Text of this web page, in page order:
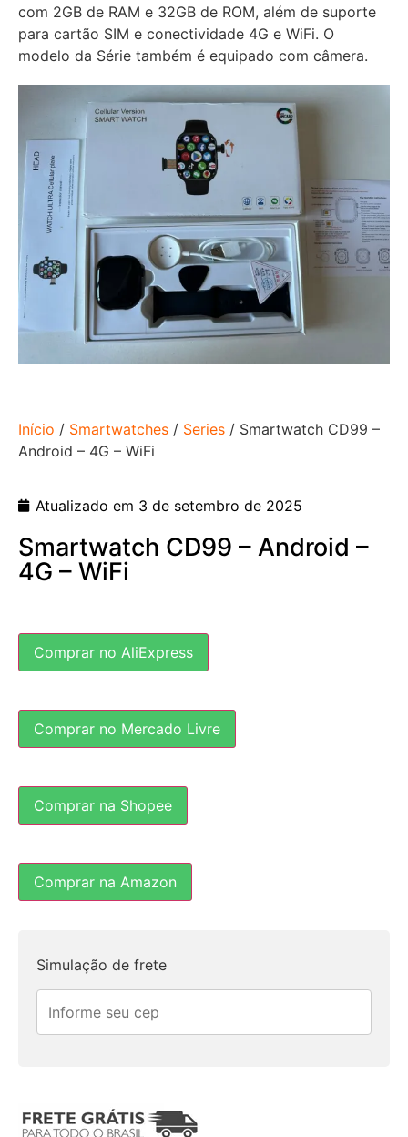
com 2GB de RAM e 32GB de ROM, além de suporte
para cartão SIM e conectividade 4G e WiFi. O
modelo da Série também é equipado com câmera.
Início / Smartwatches / Series / Smartwatch CD99 –
Android – 4G – WiFi
Atualizado em 3 de setembro de 2025
Smartwatch CD99 – Android –
4G – WiFi
Comprar no AliExpress
Comprar no Mercado Livre
Comprar na Shopee
Comprar na Amazon
Simulação de frete